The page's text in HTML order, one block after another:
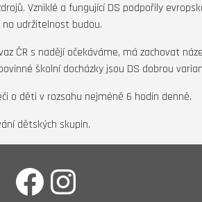
Vzniklé a fungující DS podpořily
udržitelnost budou.
ČR s nadějí očekáváme, má zachovat
školní docházky jsou DS dobrou
o děti v rozsahu nejméně 6 hodin denně.
dětských skupin.
Facebook Instagram